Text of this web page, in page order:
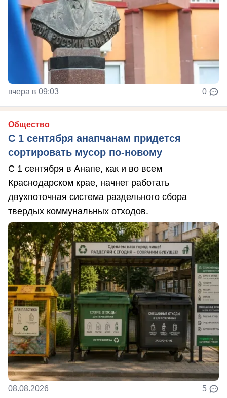
вчера в 09:03 0
Общество
С 1 сентября анапчанам придется
сортировать мусор по-новому
С 1 сентября в Анапе, как и во всем
Краснодарском крае, начнет работать
двухпоточная система раздельного сбора
твердых коммунальных отходов.
08.08.2026 5